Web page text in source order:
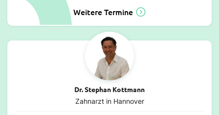
Weitere Termine
Dr. Stephan Kottmann
Zahnarzt in Hannover